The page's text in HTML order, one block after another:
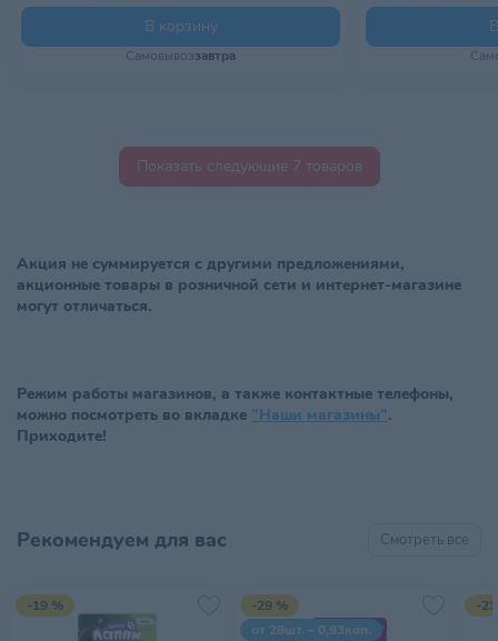
В корзину
Самовывоззавтра
Показать следующие 7 товаров
Акция не суммируется с другими предложениями,
акционные товары в розничной сети и интернет-магазине
могут отличаться.
Режим работы магазинов, а также контактные телефоны,
можно посмотреть во вкладке "Наши магазины".
Приходите!
Рекомендуем для вас Смотреть все
-19 %
-29 %
от 28шт. – 0,93коп.
-